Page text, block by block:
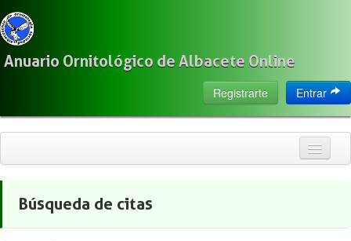
Anuario Ornitológico de Albacete Online
Entrar
Registrarte
Citas
Búsqueda de citas